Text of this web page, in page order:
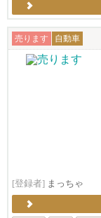
売ります 自動車
[登録者] まっちゃ